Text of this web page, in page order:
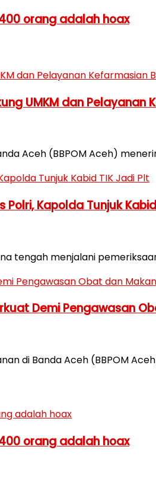
orang adalah hoax
UMKM dan
Aceh (BBPOM Aceh)
Kapolda Tunjuk
tengah menjalani
Demi Pengawasan
di Banda Aceh (BBPOM
orang adalah hoax